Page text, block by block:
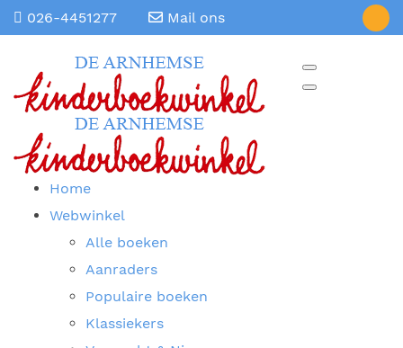
026-4451277 Mail ons
Home
Webwinkel
Alle boeken
Aanraders
Populaire boeken
Klassiekers